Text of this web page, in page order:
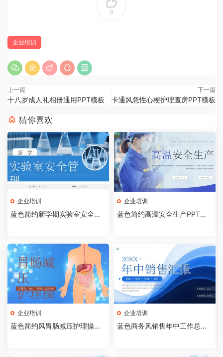
0
企业培训
上一篇
十八岁成人礼相册通用PPT模板
下一篇
卡通风急性心梗护理查房PPT模板
猜你喜欢
企业培训
蓝色简约新学期实验室安全管
企业培训
蓝色简约高温安全生产PPT模
企业培训
蓝色简约风胃肠减压护理操作P
企业培训
蓝色商务风销售年中工作总结P